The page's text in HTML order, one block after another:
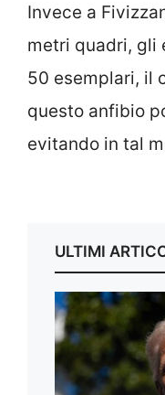
Invece a
metri quadri, gli
50 esemplari, il
questo anfibio
evitando in tal
ULTIMI